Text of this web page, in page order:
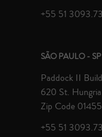
+55 51
SÃO PAULO - SP
Paddock II
620 St.
Zip Code
+55 51